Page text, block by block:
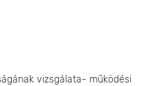
vizsgálata- működési